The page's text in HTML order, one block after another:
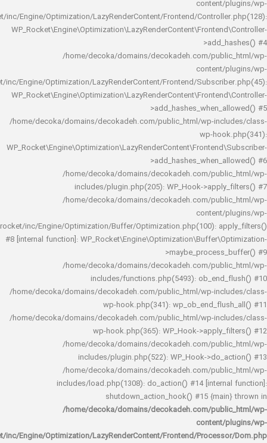
rocket/inc/Engine/Optimization/LazyRenderContent/Frontend/
/home/decoka/domains/decokadeh.com/
rocket/inc/Engine/Optimization/LazyRenderContent/Frontend/
/home/decoka/domains/decokadeh.com/public_html/wp-
wp-
/home/decoka/domains/decokadeh.com/
includes/plugin.php(205): WP_Hook-
/home/decoka/domains/decokadeh.com/
rocket/inc/Engine/Optimization/Buffer/Optimization.php(100):
#8 [internal function]:
/home/decoka/domains/decokadeh.com/
includes/functions.php(5493):
/home/decoka/domains/decokadeh.com/public_html/wp-
wp-hook.php(341):
/home/decoka/domains/decokadeh.com/public_html/wp-
wp-hook.php(365): WP_Hook-
/home/decoka/domains/decokadeh.com/
includes/plugin.php(522): WP_Hook-
/home/decoka/domains/decokadeh.com/
includes/load.php(1308): do_action() #14
shutdown_action_hook() #15
/home/decoka/domains/decokadeh.com/
rocket/inc/Engine/Optimization/LazyRenderContent/Frontend/